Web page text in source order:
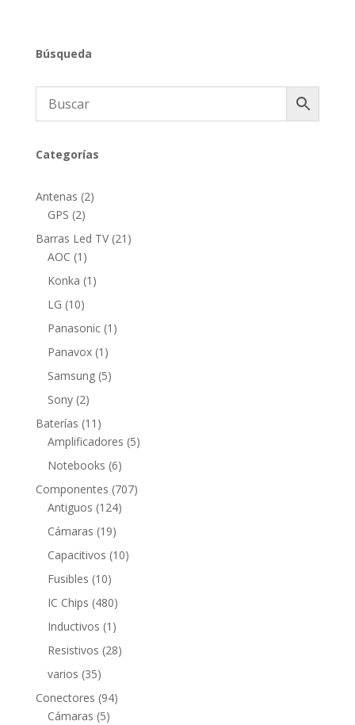
Búsqueda
Categorías
Antenas 22
GPS 22
productos
Barras Led TV 21 21
AOC 1 1
producto
Konka 1 1
LG 1010
productos
Panasonic 1 1
Panavox 1 1
producto
Samsung 55
Sony 22
productos
Baterías 11 11
productos
Amplificadores 55
Notebooks 66
productos
Componentes 707707
Antiguos 124124
Cámaras 1919
productos
Capacitivos 1010
Fusibles 1010
productos
IC Chips 480480
productos
Inductivos 1 1
producto
Resistivos 2828
varios 3535
productos
Conectores 9494
Cámaras 55